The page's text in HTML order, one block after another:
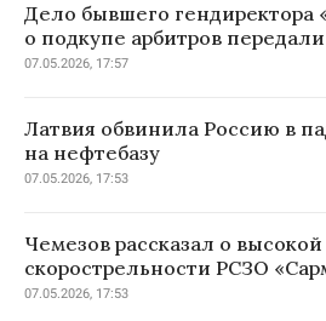
Дело бывшего гендиректора
о подкупе арбитров передали
07.05.2026, 17:57
Латвия обвинила Россию в
на нефтебазу
07.05.2026, 17:53
Чемезов рассказал о высокой
скорострельности РСЗО
07.05.2026, 17:53